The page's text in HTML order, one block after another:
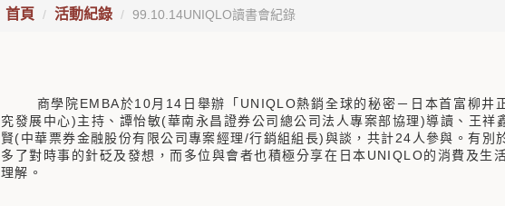
首頁 活動紀錄 99.10.14UNIQLO讀書會紀錄
商學院 EMBA於10月 14 日舉辦「 UNIQLO熱銷全球的秘密－日本首富柳井
究發展中心) 主持、譚怡敏(華南永昌證券公司總公司法人專案部協理 )導讀、王祥
賢( 中華票券金融股份有限公司專案經理 /行銷組組長) 與談，共計 24 人參與。有別
多了對時事的針砭及發想，而多位與會者也積極分享在日本 UNIQLO的消費及生
理解。